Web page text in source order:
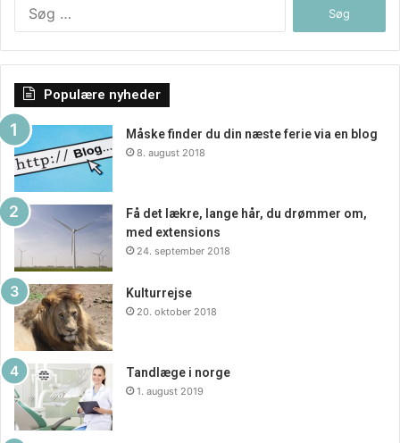
Populære nyheder
Måske finder du din næste ferie via en blog
8. august 2018
Få det lækre, lange hår, du drømmer om,
med extensions
24. september 2018
Kulturrejse
20. oktober 2018
Tandlæge i norge
1. august 2019